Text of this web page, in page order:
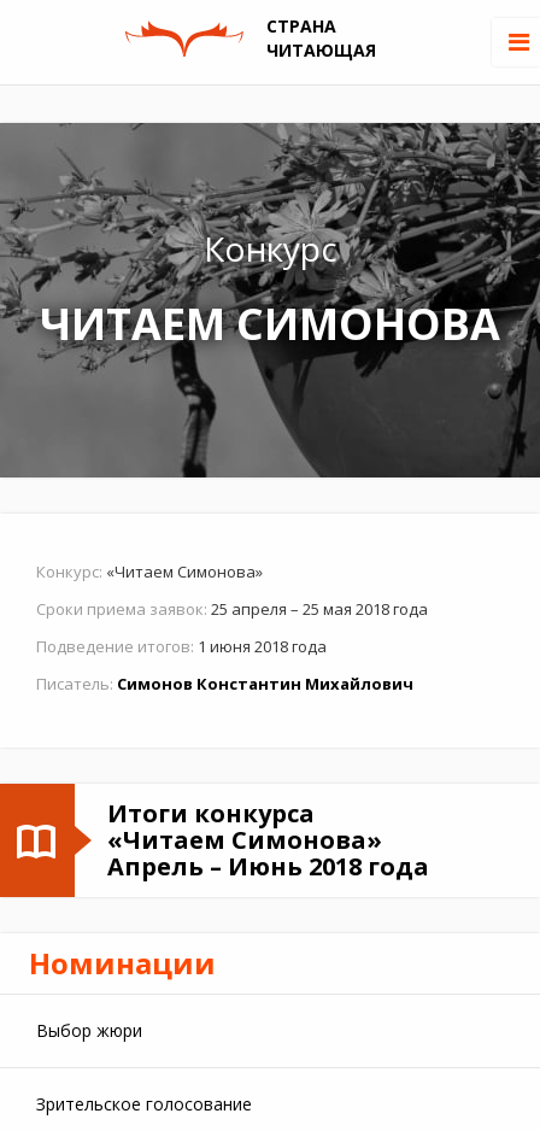
СТРАНА
ЧИТАЮЩАЯ
Конкурс
ЧИТАЕМ СИМОНОВА
Конкурс: «Читаем Симонова»
Сроки приема заявок: 25 апреля – 25 мая 2018 года
Подведение итогов: 1 июня 2018 года
Писатель: Симонов Константин Михайлович
Итоги конкурса
«Читаем Симонова»
Апрель – Июнь 2018 года
Номинации
Выбор жюри
Зрительское голосование